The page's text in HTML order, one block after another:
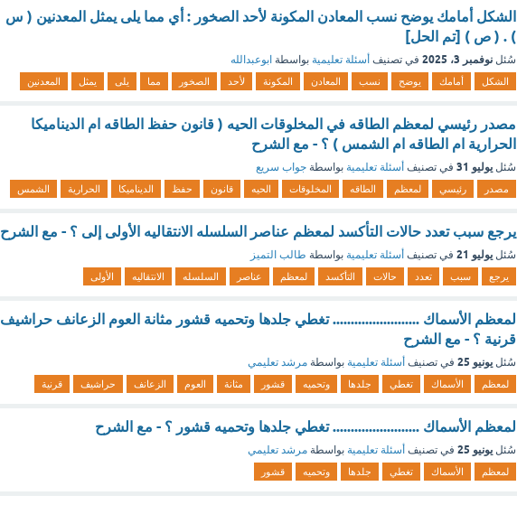
الشكل أمامك يوضح نسب المعادن المكونة لأحد الصخور : أي مما يلى يمثل المعدنين ( س
) . ( ص ) [تم الحل]
سُئل نوفمبر 3، 2025 في تصنيف أسئلة تعليمية بواسطة ابوعبدالله
الشكل أمامك يوضح نسب المعادن المكونة لأحد الصخور مما يلى يمثل المعدنين
مصدر رئيسي لمعظم الطاقه في المخلوقات الحيه ( قانون حفظ الطاقه ام الديناميكا
الحرارية ام الطاقه ام الشمس ) ؟ - مع الشرح
سُئل يوليو 31 في تصنيف أسئلة تعليمية بواسطة جواب سريع
مصدر رئيسي لمعظم الطاقه المخلوقات الحيه قانون حفظ الديناميكا الحرارية الشمس
يرجع سبب تعدد حالات التأكسد لمعظم عناصر السلسله الانتقاليه الأولى إلى ؟ - مع الشرح
سُئل يوليو 21 في تصنيف أسئلة تعليمية بواسطة طالب التميز
يرجع سبب تعدد حالات التأكسد لمعظم عناصر السلسله الانتقاليه الأولى
لمعظم الأسماك ........................ تغطي جلدها وتحميه قشور مثانة العوم الزعانف حراشيف
قرنية ؟ - مع الشرح
سُئل يونيو 25 في تصنيف أسئلة تعليمية بواسطة مرشد تعليمي
لمعظم الأسماك تغطي جلدها وتحميه قشور مثانة العوم الزعانف حراشيف قرنية
لمعظم الأسماك ........................ تغطي جلدها وتحميه قشور ؟ - مع الشرح
سُئل يونيو 25 في تصنيف أسئلة تعليمية بواسطة مرشد تعليمي
لمعظم الأسماك تغطي جلدها وتحميه قشور